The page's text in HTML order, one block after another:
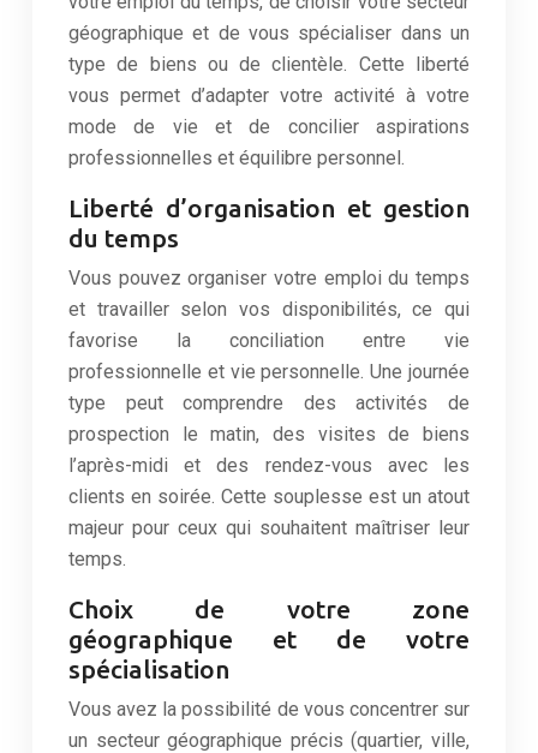
géographique et de vous spécialiser dans un
type de biens ou de clientèle. Cette liberté
vous permet d’adapter votre activité à votre
mode de vie et de concilier aspirations
professionnelles et équilibre personnel.
Liberté d’organisation et gestion
du temps
Vous pouvez organiser votre emploi du temps
et travailler selon vos disponibilités, ce qui
favorise la conciliation entre vie
professionnelle et vie personnelle. Une journée
type peut comprendre des activités de
prospection le matin, des visites de biens
l’après-midi et des rendez-vous avec les
clients en soirée. Cette souplesse est un atout
majeur pour ceux qui souhaitent maîtriser leur
temps.
Choix de votre zone
géographique et de votre
spécialisation
Vous avez la possibilité de vous concentrer sur
un secteur géographique précis (quartier, ville,